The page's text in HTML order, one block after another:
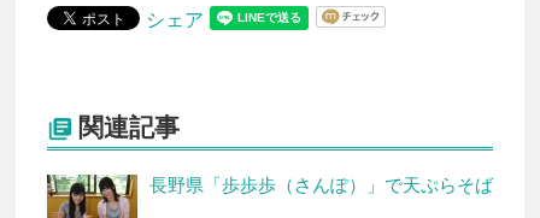
シェア
 関連記事
長野県「歩歩歩（さんぽ）」で天ぷらそば